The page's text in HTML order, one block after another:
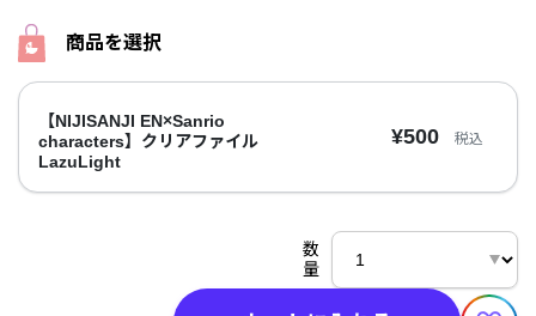
商品を選択
【NIJISANJI EN×Sanrio
characters】クリアファイル
LazuLight
¥500 税込
数
量